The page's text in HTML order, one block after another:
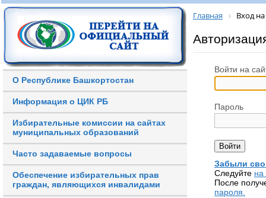
О Республике Башкортостан
Информация о ЦИК РБ
Избирательные комиссии на сайтах
муниципальных образований
Часто задаваемые вопросы
Обеспечение избирательных прав
граждан, являющихся инвалидами
Главная Вход на
Войти на
Пароль
Забыли
Следуйте на
После
пароля.